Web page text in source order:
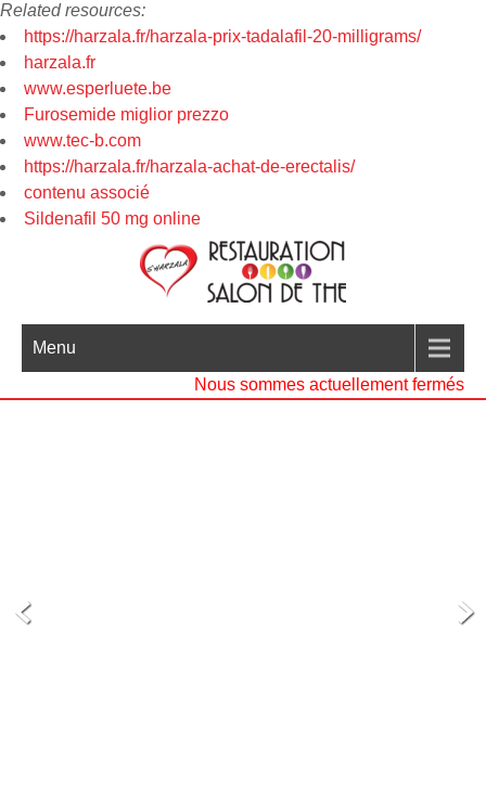
Related resources:
https://harzala.fr/harzala-prix-tadalafil-20-milligrams/
harzala.fr
www.esperluete.be
Furosemide miglior prezzo
www.tec-b.com
https://harzala.fr/harzala-achat-de-erectalis/
contenu associé
Sildenafil 50 mg online
Menu
Nous sommes actuellement fermés